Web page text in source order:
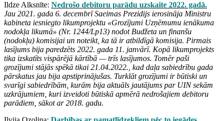
Ildze Alksnīte: Nedrošo debitoru parādu uzskaite 2022. gadā.
Jau 2021. gada 6. decembrī Saeimas Prezidijs ierosināja Ministru
kabineta iesniegto likumprojektu «Grozījumi Uzņēmumu ienākuma
nodokļa likumā» (Nr. 1244/Lp13) nodot Budžeta un finanšu
(nodokļu) komisijai un noteikt, ka tā ir atbildīgā komisija. Pirmais
lasījums bija paredzēts 2022. gada 11. janvārī. Kopā likumprojekts
tika izskatīts vispārējā kārtībā — trīs lasījumos. Tomēr paši
grozījumi stājās spēkā tikai 21.04.2022., kad daļa sabiedrību gada
pārskatus jau bija apstiprinājušas. Turklāt grozījumi ir būtiski un
svarīgi sabiedrībām, kurām bija aktuāls jautājums par UIN sekām
uzkrājumiem, kuri izveidoti būtiskā apmērā nedrošajiem debitoru
parādiem, sākot ar 2018. gadu.